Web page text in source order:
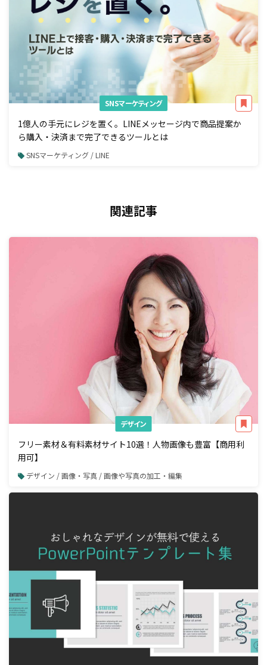
SNSマーケティング
1億人の手元にレジを置く。LINEメッセージ内で商品提案か
ら購入・決済まで完了できるツールとは
SNSマーケティング / LINE
関連記事
デザイン
フリー素材＆有料素材サイト10選！人物画像も豊富【商用利
用可】
デザイン / 画像・写真 / 画像や写真の加工・編集